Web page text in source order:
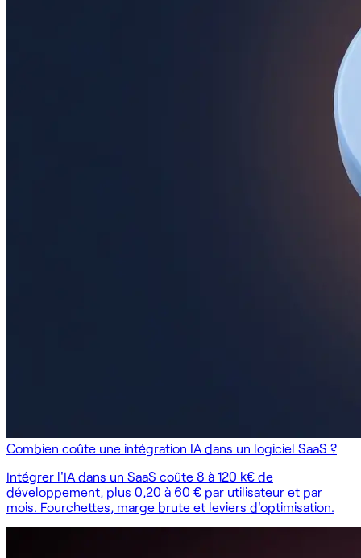
Combien coûte une intégration IA dans un logiciel SaaS ?
Intégrer l'IA dans un SaaS coûte 8 à 120 k€ de
développement, plus 0,20 à 60 € par utilisateur et par
mois. Fourchettes, marge brute et leviers d'optimisation.